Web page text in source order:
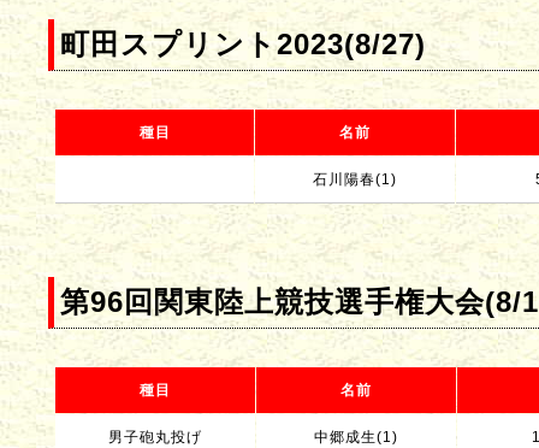
町田スプリント2023(8/27)
種目 名前
石川陽春(1)
第96回関東陸上競技選手権大会(8/
種目 名前
男子砲丸投げ 中郷成生(1)